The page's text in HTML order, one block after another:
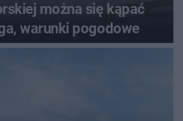
można się kąpać
warunki pogodowe